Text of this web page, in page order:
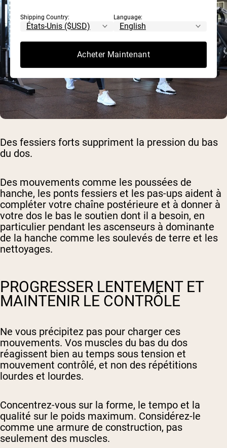
Des fessiers forts suppriment la pression du bas
du dos.
Des mouvements comme les poussées de
hanche, les ponts fessiers et les pas-ups aident à
compléter votre chaîne postérieure et à donner à
votre dos le bas le soutien dont il a besoin, en
particulier pendant les ascenseurs à dominante
de la hanche comme les soulevés de terre et les
nettoyages.
PROGRESSER LENTEMENT ET
MAINTENIR LE CONTRÔLE
Ne vous précipitez pas pour charger ces
mouvements. Vos muscles du bas du dos
réagissent bien au temps sous tension et
mouvement contrôlé, et non des répétitions
lourdes et lourdes.
Concentrez-vous sur la forme, le tempo et la
qualité sur le poids maximum. Considérez-le
comme une armure de construction, pas
seulement des muscles.
Shipping Country: Language:
Acheter Maintenant